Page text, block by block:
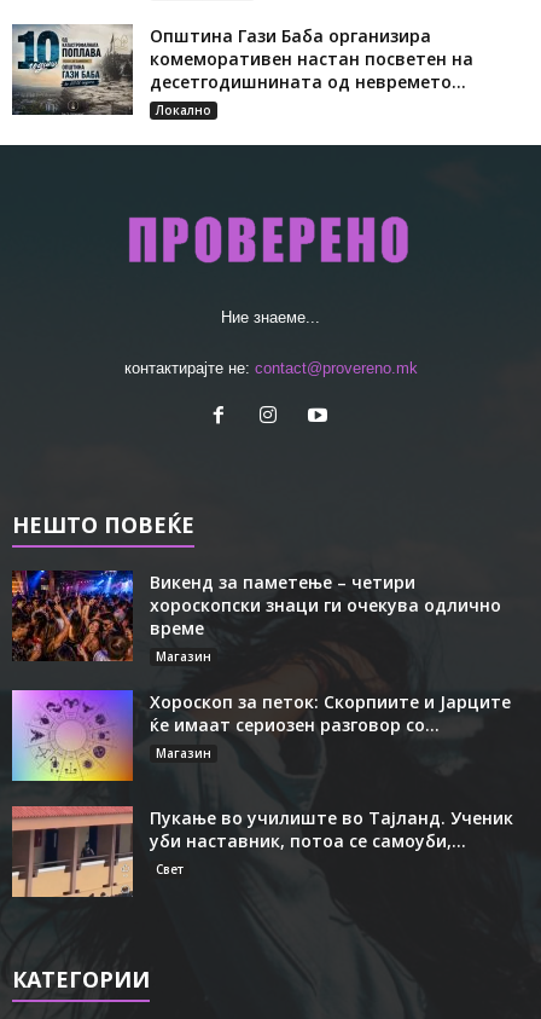
Општина Гази Баба организира
комеморативен настан посветен на
десетгодишнината од невремето...
Локално
Ние знаеме...
контактирајте не: contact@provereno.mk
НЕШТО ПОВЕЌЕ
Викенд за паметење – четири
хороскопски знаци ги очекува одлично
време
Магазин
Хороскоп за петок: Скорпиите и Јарците
ќе имаат сериозен разговор со...
Магазин
Пукање во училиште во Тајланд. Ученик
уби наставник, потоа се самоуби,...
Свет
КАТЕГОРИИ